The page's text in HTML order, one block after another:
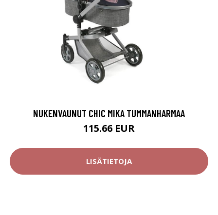
NUKENVAUNUT CHIC MIKA TUMMANHARMAA
115.66 EUR
LISÄTIETOJA